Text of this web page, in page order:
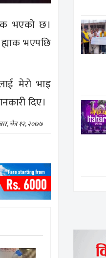
भएको छ।
भएपछि
मेरो भाइ
दिए।
चैत्र १२, २०७७